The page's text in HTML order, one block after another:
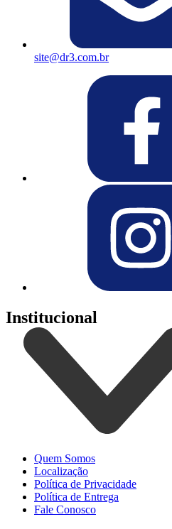
site@dr3.com.br
Institucional
Quem Somos
Localização
Política de Privacidade
Política de Entrega
Fale Conosco